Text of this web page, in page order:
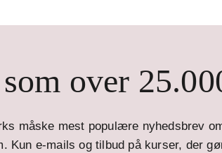
over
måske mest populære nyhedsbrev
Kun e-mails og tilbud på kurser, der